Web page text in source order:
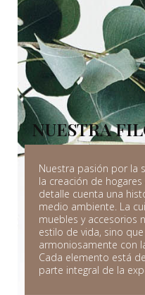
NUESTRA
Nuestra pasión por la
la creación de
detalle cuenta una
medio ambiente. La
muebles y accesorios
estilo de vida, sino
armoniosamente con
Cada elemento está
parte integral de la